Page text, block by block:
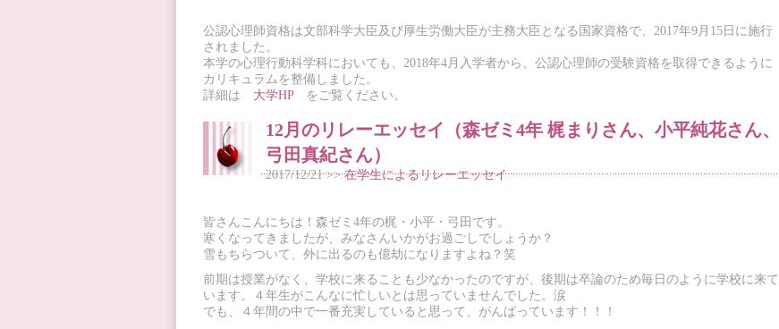
公認心理師資格は文部科学大臣及び厚生労働大臣が主務大臣となる国家資格で、2017年9月15日に施行
されました。
本学の心理行動科学科においても、2018年4月入学者から、公認心理師の受験資格を取得できるように
カリキュラムを整備しました。
詳細は 大学HPをご覧ください。
12月のリレーエッセイ（森ゼミ4年 梶まりさん、小平純花さん、
弓田真紀さん）
2017/12/21 >>在学生によるリレーエッセイ
皆さんこんにちは！森ゼミ4年の梶・小平・弓田です。
寒くなってきましたが、みなさんいかがお過ごしでしょうか？
雪もちらついて、外に出るのも億劫になりますよね？笑
前期は授業がなく、学校に来ることも少なかったのですが、後期は卒論のため毎日のように学校に来て
います。４年生がこんなに忙しいとは思っていませんでした。涙
でも、４年間の中で一番充実していると思って、がんばっています！！！